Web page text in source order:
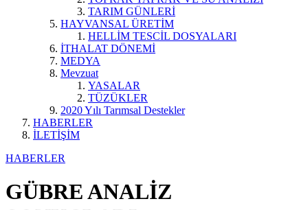
TARIM GÜNLERİ
HAYVANSAL ÜRETİM
HELLİM TESCİL DOSYALARI
İTHALAT DÖNEMİ
MEDYA
Mevzuat
YASALAR
TÜZÜKLER
2020 Yılı Tarımsal Destekler
HABERLER
İLETİŞİM
HABERLER
GÜBRE ANALİZ